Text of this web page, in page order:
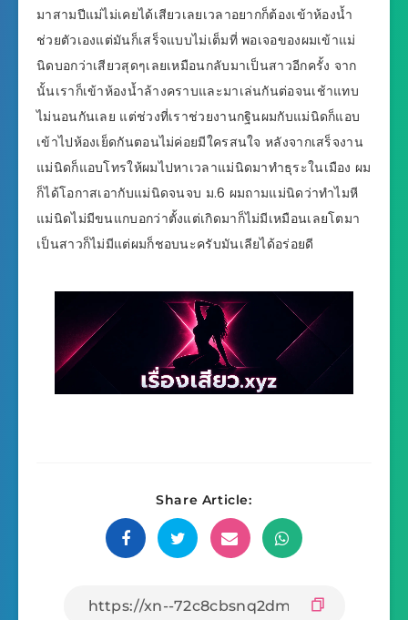
มาสามปีแม่ไม่เคยได้เสียวเลยเวลาอยากก็ต้องเข้าห้องน้ำ
ช่วยตัวเองแต่มันก็เสร็จแบบไม่เต็มที่ พอเจอของผมเข้าแม่
นิดบอกว่าเสียวสุดๆเลยเหมือนกลับมาเป็นสาวอีกครั้ง จาก
นั้นเราก็เข้าห้องน้ำล้างคราบและมาเล่นกันต่อจนเช้าแทบ
ไม่นอนกันเลย แต่ช่วงที่เราช่วยงานกฐินผมกับแม่นิดก็แอบ
เข้าไปห้องเย็ดกันตอนไม่ค่อยมีใครสนใจ หลังจากเสร็จงาน
แม่นิดก็แอบโทรให้ผมไปหาเวลาแม่นิดมาทำธุระในเมือง ผม
ก็ได้โอกาสเอากับแม่นิดจนจบ ม.6 ผมถามแม่นิดว่าทำไมหี
แม่นิดไม่มีขนแกบอกว่าตั้งแต่เกิดมาก็ไม่มีเหมือนเลยโตมา
เป็นสาวก็ไม่มีแต่ผมก็ชอบนะครับมันเลียได้อร่อยดี
Share Article: